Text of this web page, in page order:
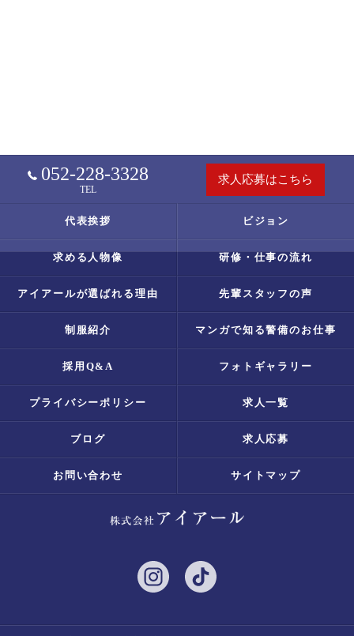
052-228-3328
TEL
求人応募はこちら
代表挨拶 ビジョン
求める人物像 研修・仕事の流れ
アイアールが選ばれる理由 先輩スタッフの声
制服紹介 マンガで知る警備のお仕事
採用Q&A フォトギャラリー
プライバシーポリシー 求人一覧
ブログ 求人応募
お問い合わせ サイトマップ